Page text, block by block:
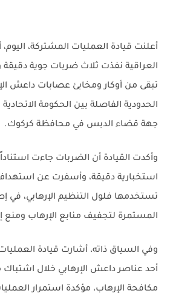
العراقية نفذت ثلاث ضربات جوية
تبقى من أوكار ومخابئ عصابات داعش
الحدودية الفاصلة بين الحكومة
جهة قضاء الدبس في محافظة كركوك.
وأكدت القيادة أن الضربات جاءت
استخبارية دقيقة، وأسفرت عن
تستخدمها فلول التنظيم الإرهابي، في
المستمرة لتجفيف منابع الإرهاب
وفي السياق ذاته، أشارت قيادة
أحد عناصر داعش الإرهابي خلال
مكافحة الإرهاب، مؤكدة استمرار